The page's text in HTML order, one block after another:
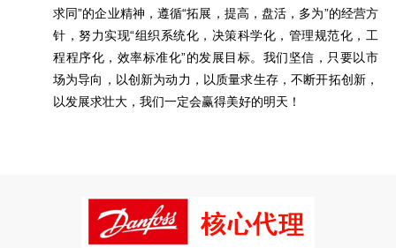
求同”的企业精神，遵循“拓展，提高，盘活，多为”的经营方
针，努力实现“组织系统化，决策科学化，管理规范化，工
程程序化，效率标准化”的发展目标。我们坚信，只要以市
场为导向，以创新为动力，以质量求生存，不断开拓创新，
以发展求壮大，我们一定会赢得美好的明天！